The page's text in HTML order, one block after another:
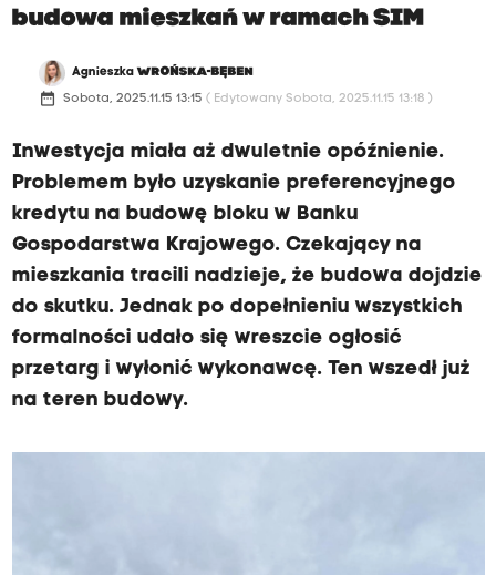
budowa mieszkań w ramach SIM
AgnieszkaWROŃSKA-BĘBEN
date_range Sobota, 2025.11.15 13:15 ( Edytowany Sobota, 2025.11.15 13:18 )
Inwestycja miała aż dwuletnie opóźnienie.
Problemem było uzyskanie preferencyjnego
kredytu na budowę bloku w Banku
Gospodarstwa Krajowego. Czekający na
mieszkania tracili nadzieje, że budowa dojdzie
do skutku. Jednak po dopełnieniu wszystkich
formalności udało się wreszcie ogłosić
przetarg i wyłonić wykonawcę. Ten wszedł już
na teren budowy.